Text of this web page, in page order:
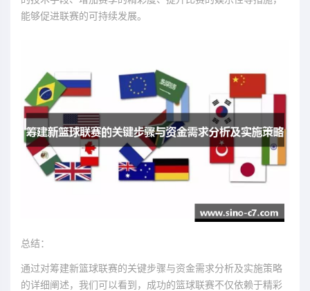
能够促进联赛的可持续发展。
总结：
通过对筹建新篮球联赛的关键步骤与资金需求分析及实施策略
的详细阐述，我们可以看到，成功的篮球联赛不仅依赖于精彩